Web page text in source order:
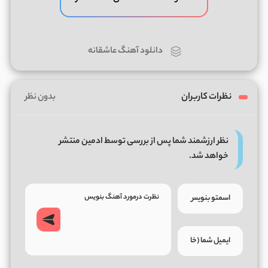
دانلود آهنگ عاشقانه
نظرات کاربران بدون نظر
نظر ارزشمند شما پس از بررسی توسط ادمین منتشر
خواهد شد.